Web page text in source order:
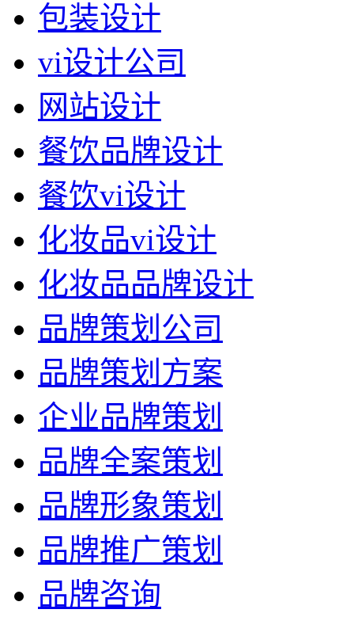
包装设计
vi设计公司
网站设计
餐饮品牌设计
餐饮vi设计
化妆品vi设计
化妆品品牌设计
品牌策划公司
品牌策划方案
企业品牌策划
品牌全案策划
品牌形象策划
品牌推广策划
品牌咨询